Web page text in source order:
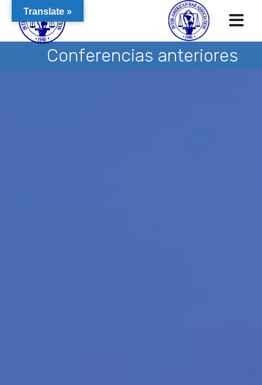
Conferencias anteriores
Translate »